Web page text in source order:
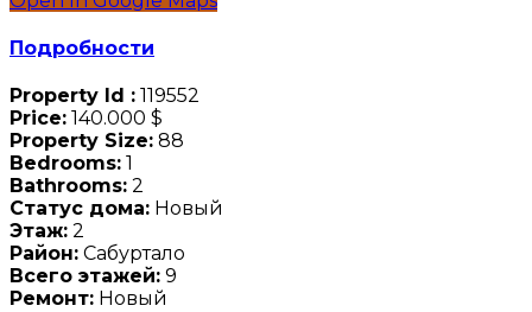
Подробности
Property Id : 119552
Price: 140.000 $
Property Size: 88
Bedrooms: 1
Bathrooms: 2
Статус дома: Новый
Этаж: 2
Район: Сабуртало
Всего этажей: 9
Ремонт: Новый